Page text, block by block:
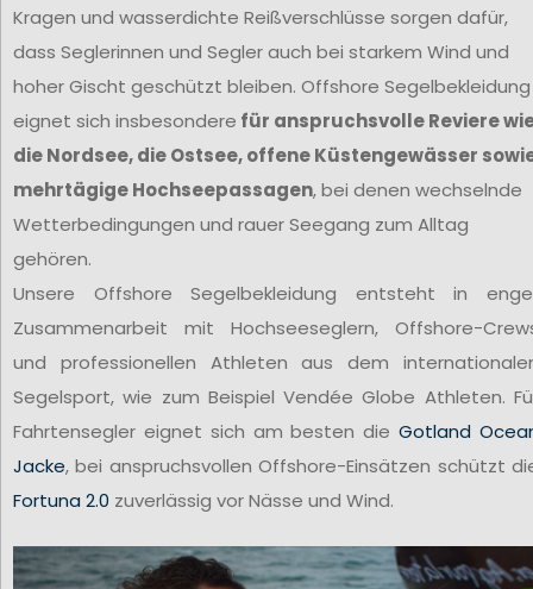
Kragen und wasserdichte Reißverschlüsse sorgen dafür,
dass Seglerinnen und Segler auch bei starkem Wind und
hoher Gischt geschützt bleiben. Offshore Segelbekleidung
eignet sich insbesondere für anspruchsvolle Reviere
die Nordsee, die Ostsee, offene Küstengewässer
mehrtägige Hochseepassagen, bei denen wechselnde
Wetterbedingungen und rauer Seegang zum Alltag
gehören.
Unsere Offshore Segelbekleidung entsteht in
Zusammenarbeit mit Hochseeseglern, Offshore-
und professionellen Athleten aus dem
Segelsport, wie zum Beispiel Vendée Globe Athleten.
Fahrtensegler eignet sich am besten dieGotland
Jacke, bei anspruchsvollen Offshore-Einsätzen schützt
Fortuna 2.0 zuverlässig vor Nässe und Wind.